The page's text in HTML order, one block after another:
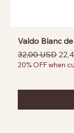
Valdo Blanc
Prezzo
32,00 USD
20% OFF when